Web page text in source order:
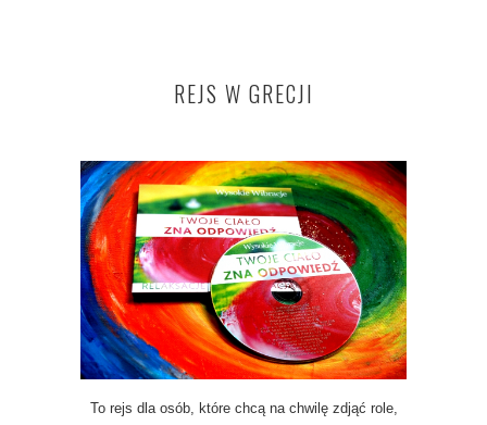
REJS W GRECJI
To rejs dla osób, które chcą na chwilę zdjąć role,